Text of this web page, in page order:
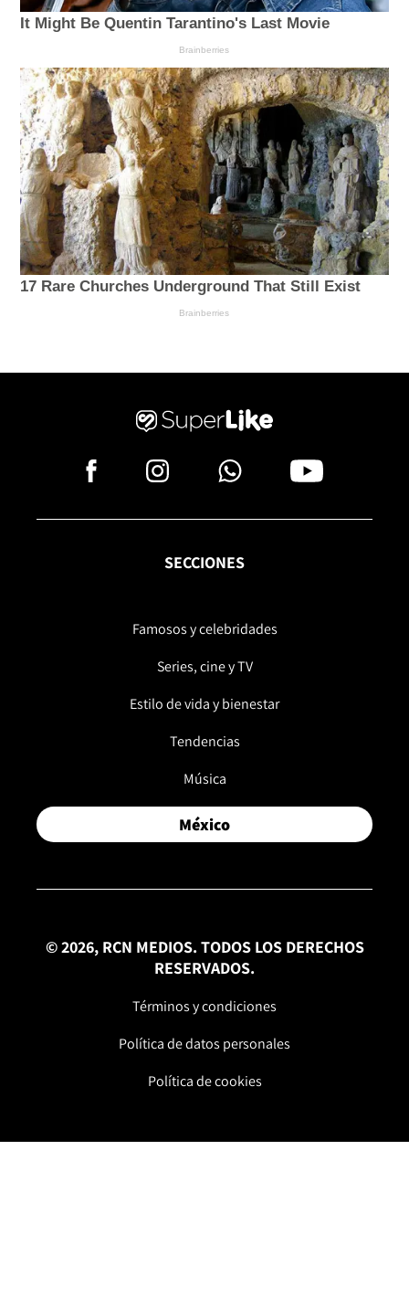
SECCIONES
Famosos y celebridades
Series, cine y TV
Estilo de vida y bienestar
Tendencias
Música
México
© 2026, RCN MEDIOS. TODOS LOS DERECHOS
RESERVADOS.
Términos y condiciones
Política de datos personales
Política de cookies